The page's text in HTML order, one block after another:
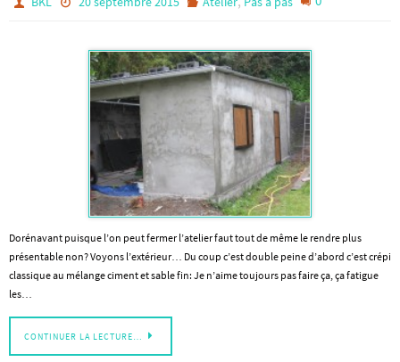
Dorénavant puisque l’on peut fermer l’atelier faut tout de même le rendre plus
présentable non? Voyons l’extérieur… Du coup c’est double peine d’abord c’est crépi
classique au mélange ciment et sable fin: Je n’aime toujours pas faire ça, ça fatigue
les…
CONTINUER LA LECTURE…